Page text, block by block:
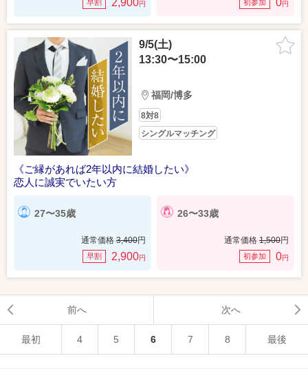
早割 2,900円 初参加 0円
9/5(土)
13:30〜15:00
福岡/博多
8対8
シングルマッチング
《ご縁があれば2年以内に結婚したい》
恋人に誠実でいたい方
27〜35歳
通常価格 3,400円
早割 2,900円
26〜33歳
通常価格 1,500円
初参加 0円
前へ 次へ
最初 4 5 6 7 8 最後